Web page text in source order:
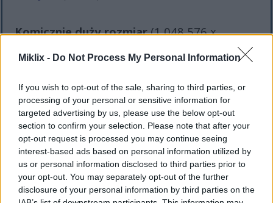
Miklix - Do Not Process My Personal Information
If you wish to opt-out of the sale, sharing to third parties, or
processing of your personal or sensitive information for
targeted advertising by us, please use the below opt-out
section to confirm your selection. Please note that after your
opt-out request is processed you may continue seeing
interest-based ads based on personal information utilized by
us or personal information disclosed to third parties prior to
your opt-out. You may separately opt-out of the further
disclosure of your personal information by third parties on the
Komicznie duży rozmiar(1,048,576 x
Opis obrazu
To zdjęcie krajobrazu kulinarnego w wysokiej
rozdzielczości prezentuje zachęcającą aranżację
kreatywnych tortilli z sałaty, umieszczonych na
rustykalnej drewnianej desce do serwowania,